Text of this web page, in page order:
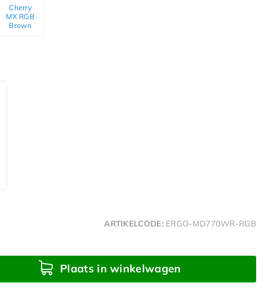
Cherry
MX RGB
Brown
ARTIKELCODE: ERGO-MD770WR-RGB
Plaats in winkelwagen